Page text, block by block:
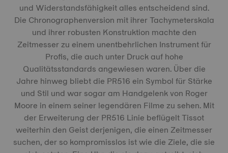
und Widerstandsfähigkeit alles entscheidend sind.
Die Chronographenversion mit ihrer Tachymeterskala
und ihrer robusten Konstruktion machte den
Zeitmesser zu einem unentbehrlichen Instrument für
Profis, die auch unter Druck auf hohe
Qualitätsstandards angewiesen waren. Über die
Jahre hinweg bliebt die PR516 ein Symbol für Stärke
und Stil und war sogar am Handgelenk von Roger
Moore in einem seiner legendären Filme zu sehen. Mit
der Erweiterung der PR516 Linie beflügelt Tissot
weiterhin den Geist derjenigen, die einen Zeitmesser
suchen, der so kompromisslos ist wie die Ziele, die sie